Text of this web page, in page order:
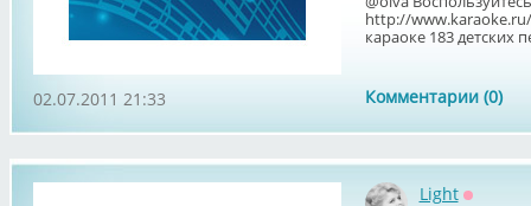
http://
караоке 183 детских
Комментарии (0)
02.07.2011 21:33
Light